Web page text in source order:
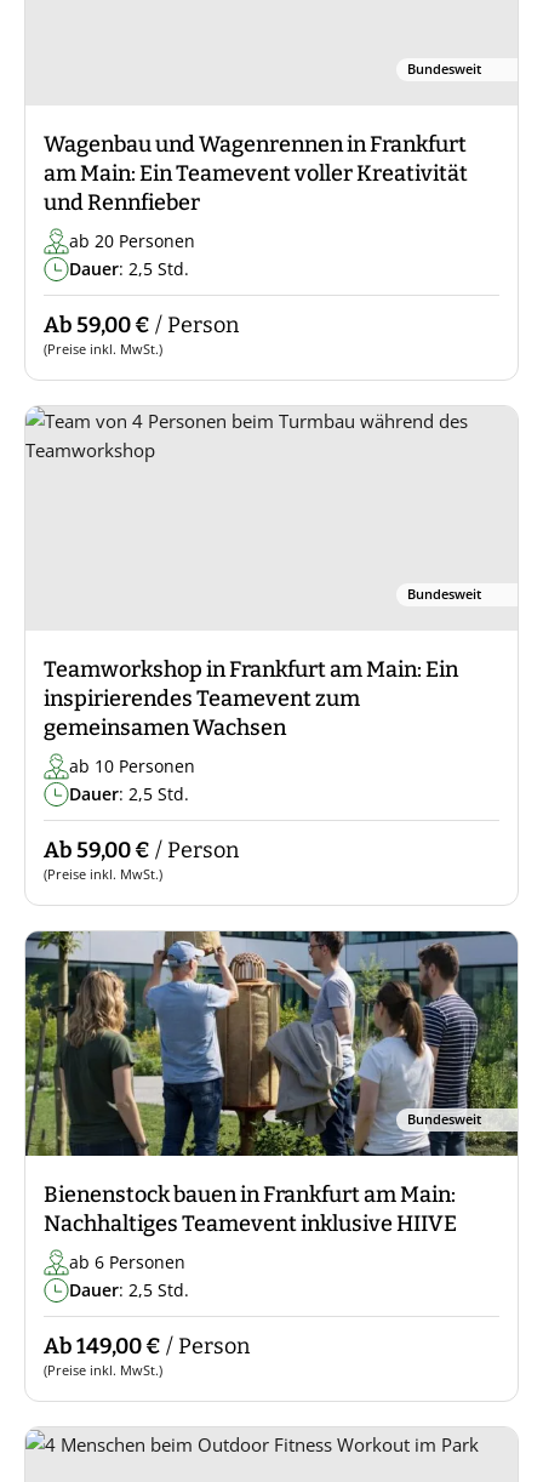
Bundesweit
Wagenbau und Wagenrennen in Frankfurt
am Main: Ein Teamevent voller Kreativität
und Rennfieber
ab 20 Personen
Dauer: 2,5 Std.
Ab 59,00 € / Person
(Preise inkl. MwSt.)
Bundesweit
Teamworkshop in Frankfurt am Main: Ein
inspirierendes Teamevent zum
gemeinsamen Wachsen
ab 10 Personen
Dauer: 2,5 Std.
Ab 59,00 € / Person
(Preise inkl. MwSt.)
Bundesweit
Bienenstock bauen in Frankfurt am Main:
Nachhaltiges Teamevent inklusive HIIVE
ab 6 Personen
Dauer: 2,5 Std.
Ab 149,00 € / Person
(Preise inkl. MwSt.)